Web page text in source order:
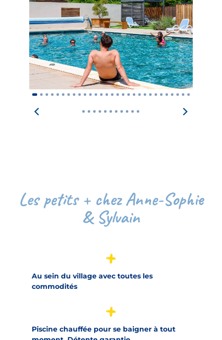
Les petits + chez Anne-Sophie
& Sylvain
Au sein du village avec toutes les
commodités
Piscine chauffée pour se baigner à tout